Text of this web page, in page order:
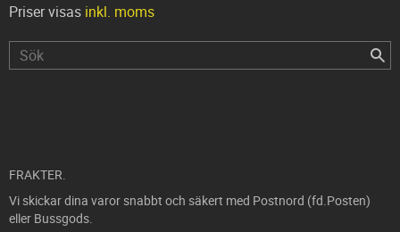
Priser visas inkl. moms
FRAKTER.
Vi skickar dina varor snabbt och säkert med Postnord (fd.Posten)
eller Bussgods.